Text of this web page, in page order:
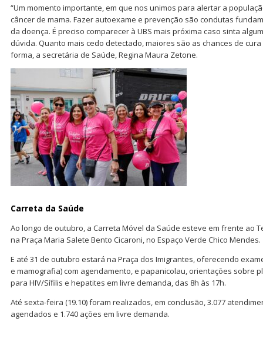
“Um momento importante, em que nos unimos para alertar a
câncer de mama. Fazer autoexame e prevenção são condutas
da doença. É preciso comparecer à UBS mais próxima caso sinta
dúvida. Quanto mais cedo detectado, maiores são as chances de
forma, a secretária de Saúde, Regina Maura Zetone.
Carreta da Saúde
Ao longo de outubro, a Carreta Móvel da Saúde esteve em frente ao
na Praça Maria Salete Bento Cicaroni, no Espaço Verde Chico Mendes.
E até 31 de outubro estará na Praça dos Imigrantes, oferecendo
e mamografia) com agendamento, e papanicolau, orientações sobre
para HIV/Sífilis e hepatites em livre demanda, das 8h às 17h.
Até sexta-feira (19.10) foram realizados, em conclusão, 3.077
agendados e 1.740 ações em livre demanda.